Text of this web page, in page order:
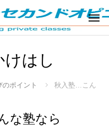
けはし
のポイント
秋入塾…こん
な塾なら